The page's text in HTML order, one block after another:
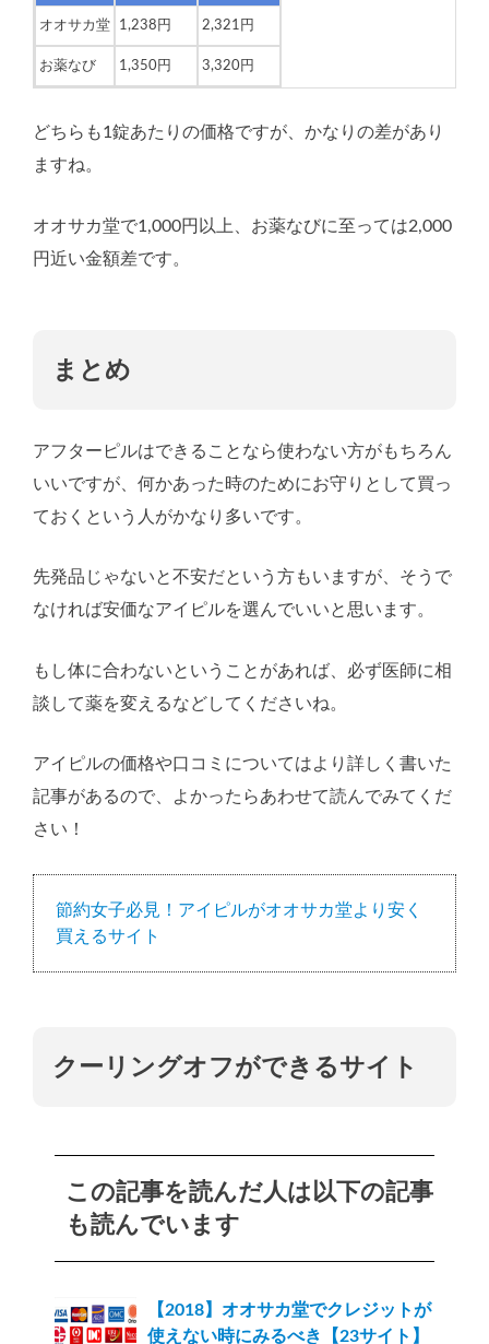
オオサカ堂 1,238円 2,321円
お薬なび 1,350円 3,320円
どちらも1錠あたりの価格ですが、かなりの差があり
ますね。
オオサカ堂で1,000円以上、お薬なびに至っては2,000
円近い金額差です。
まとめ
アフターピルはできることなら使わない方がもちろん
いいですが、何かあった時のためにお守りとして買っ
ておくという人がかなり多いです。
先発品じゃないと不安だという方もいますが、そうで
なければ安価なアイピルを選んでいいと思います。
もし体に合わないということがあれば、必ず医師に相
談して薬を変えるなどしてくださいね。
アイピルの価格や口コミについてはより詳しく書いた
記事があるので、よかったらあわせて読んでみてくだ
さい！
節約女子必見！アイピルがオオサカ堂より安く
買えるサイト
クーリングオフができるサイト
この記事を読んだ人は以下の記事
も読んでいます
【2018】オオサカ堂でクレジットが
使えない時にみるべき【23サイト】